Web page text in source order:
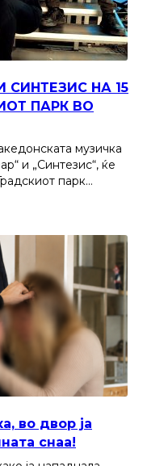
СИНТЕЗИС НА 15
ПАРК ВО
музичка
и „Синтезис“, ќе
парк…
во двор ја
снаа!